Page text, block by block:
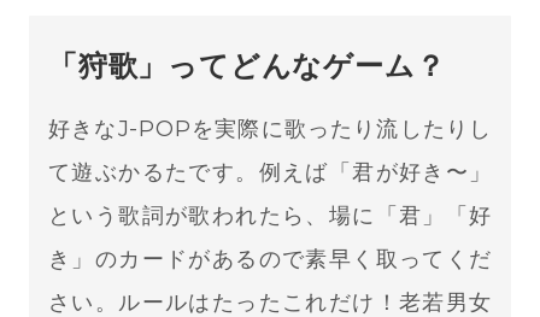
「狩歌」ってどんなゲーム？
好きなJ-POPを実際に歌ったり流したりし
て遊ぶかるたです。例えば「君が好き〜」
という歌詞が歌われたら、場に「君」「好
き」のカードがあるので素早く取ってくだ
さい。ルールはたったこれだけ！老若男女